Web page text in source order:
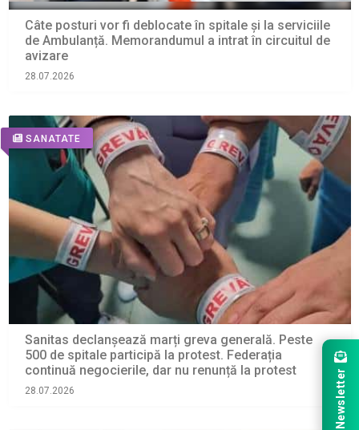
Câte posturi vor fi deblocate în spitale și la serviciile
de Ambulanță. Memorandumul a intrat în circuitul de
avizare
28.07.2026
SANATATE
Sanitas declanșează marți greva generală. Peste
500 de spitale participă la protest. Federația
continuă negocierile, dar nu renunță la protest
28.07.2026 Newsletter